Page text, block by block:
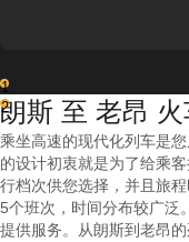
1
2
朗斯 至 老昂 火
乘坐高速的现代化列车是
的设计初衷就是为了给乘
行档次供您选择，并且旅
5个班次，时间分布较广泛
提供服务。从朗斯到老昂